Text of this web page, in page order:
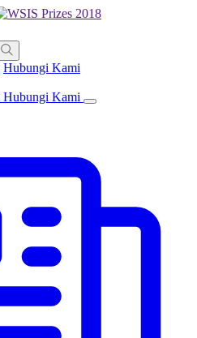
Hubungi Kami
Hubungi Kami